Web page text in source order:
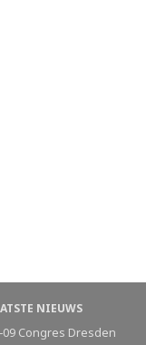
NIEUWS
09 Congres Dresden